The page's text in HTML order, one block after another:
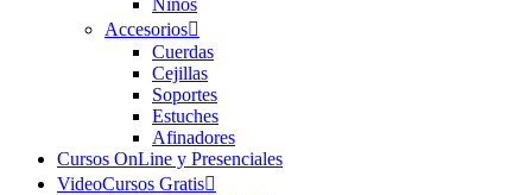
Niños
Accesorios
Cuerdas
Cejillas
Soportes
Estuches
Afinadores
Cursos OnLine y Presenciales
VideoCursos Gratis